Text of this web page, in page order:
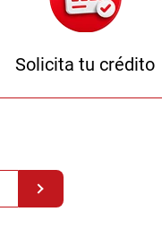
Solicita tu crédito